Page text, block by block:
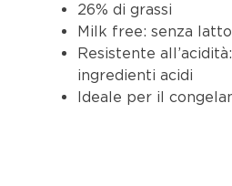
26% di grassi
Milk free: senza
Resistente
ingredienti acidi
Ideale per il